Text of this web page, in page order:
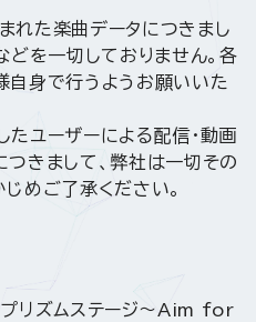
れた楽曲データにつきまし
どを一切しておりません。各
自身で行うようお願いいた
ユーザーによる配信・動画
きまして、弊社は一切その
めご了承ください。
プリズムステージ～Aim for